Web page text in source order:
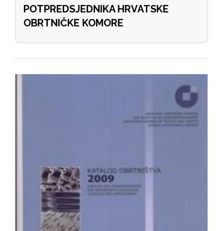
POTPREDSJEDNIKA HRVATSKE
OBRTNIČKE KOMORE